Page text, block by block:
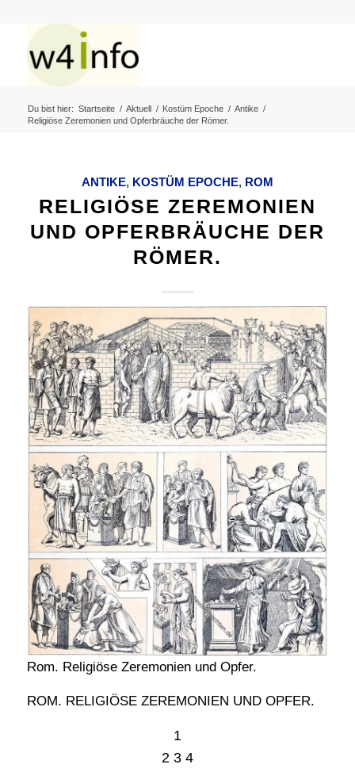
Du bist hier: Startseite / Aktuell / Kostüm Epoche / Antike /
Religiöse Zeremonien und Opferbräuche der Römer.
ANTIKE, KOSTÜM EPOCHE, ROM
RELIGIÖSE ZEREMONIEN
UND OPFERBRÄUCHE DER
RÖMER.
Rom. Religiöse Zeremonien und Opfer.
ROM. RELIGIÖSE ZEREMONIEN UND OPFER.
1
2 3 4